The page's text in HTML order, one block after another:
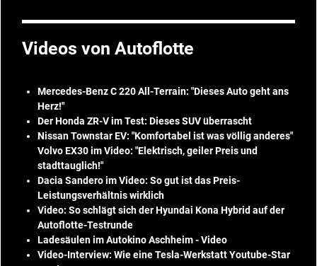
Videos von Autoflotte
Mercedes-Benz C 220 All-Terrain: "Dieses Auto geht ans
Herz!"
Der Honda ZR-V im Test: Dieses SUV überrascht
Nissan Townstar EV: "Komfortabel ist was völlig anderes"
Volvo EX30 im Video: "Elektrisch, geiler Preis und
stadttauglich!"
Dacia Sandero im Video: So gut ist das Preis-
Leistungsverhältnis wirklich
Video: So schlägt sich der Hyundai Kona Hybrid auf der
Autoflotte-Testrunde
Ladesäulen im Autokino Aschheim - Video
Video-Interview: Wie eine Tesla-Werkstatt Youtube-Star